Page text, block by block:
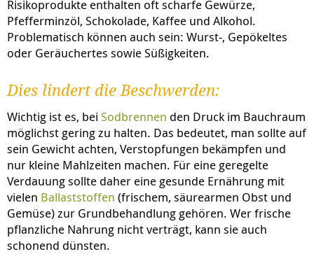
Risikoprodukte enthalten oft scharfe Gewürze,
Pfefferminzöl, Schokolade, Kaffee und Alkohol.
Problematisch können auch sein: Wurst-, Gepökeltes
oder Geräuchertes sowie Süßigkeiten.
Dies lindert die Beschwerden:
Wichtig ist es, bei Sodbrennen den Druck im Bauchraum
möglichst gering zu halten. Das bedeutet, man sollte auf
sein Gewicht achten, Verstopfungen bekämpfen und
nur kleine Mahlzeiten machen. Für eine geregelte
Verdauung sollte daher eine gesunde Ernährung mit
vielen Ballaststoffen (frischem, säurearmen Obst und
Gemüse) zur Grundbehandlung gehören. Wer frische
pflanzliche Nahrung nicht verträgt, kann sie auch
schonend dünsten.